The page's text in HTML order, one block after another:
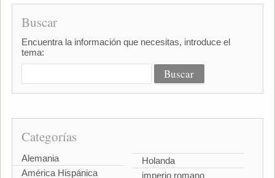
Buscar
Encuentra la información que necesitas, introduce el
tema:
Categorías
Alemania
América Hispánica
Holanda
imperio romano